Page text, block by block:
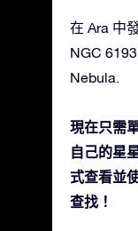
在 Ara 中
NGC
Nebula.
現在只需
自己的星
式查看並
查找！